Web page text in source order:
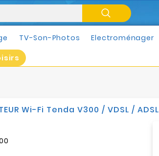
TV-Son-Photos Electroménager
Wi-Fi Tenda V300 / VDSL / ADSL